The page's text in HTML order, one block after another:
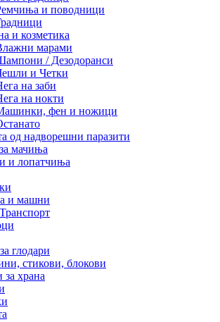
и поводници
и козметика
марами
/ Дезодоранси
и Четки
на заби
на нокти
фен и ножици
од надворешни паразити
мачиња
и лопатчиња
и машни
глодари
стикови, блокови
за храна